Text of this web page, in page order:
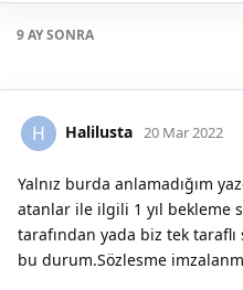
9 AYSONRA
H Halilusta 20 Mar 2022
Yalnız burda anlamadığım
atanlar ile ilgili 1 yıl bekleme
tarafından yada biz tek
bu durum.Sözlesme